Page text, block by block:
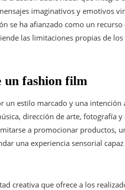
imaginativos y emotivos
se ha afianzado como un
las limitaciones propias de
un fashion film
un estilo marcado y una
dirección de arte, fotografía
a promocionar productos,
una experiencia sensorial
creativa que ofrece a los